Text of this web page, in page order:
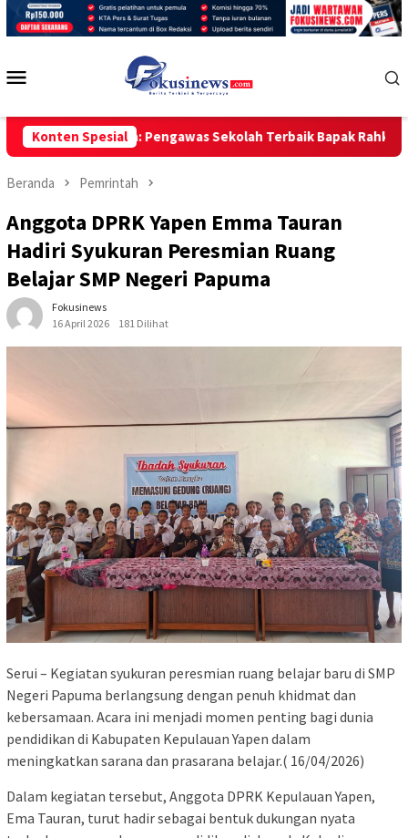
Loncat
Konten Spesial
Berduka: Pengawas Sekolah Terbaik Bapak Rahkmanuddin
Beranda Pemrintah
Anggota DPRK Yapen Emma Tauran
Hadiri Syukuran Peresmian Ruang
Belajar SMP Negeri Papuma
Fokusinews
16 April 2026
181 Dilihat
Serui – Kegiatan syukuran peresmian ruang belajar baru di SMP
Negeri Papuma berlangsung dengan penuh khidmat dan
kebersamaan. Acara ini menjadi momen penting bagi dunia
pendidikan di Kabupaten Kepulauan Yapen dalam
meningkatkan sarana dan prasarana belajar.( 16/04/2026)
Dalam kegiatan tersebut, Anggota DPRK Kepulauan Yapen,
Ema Tauran, turut hadir sebagai bentuk dukungan nyata